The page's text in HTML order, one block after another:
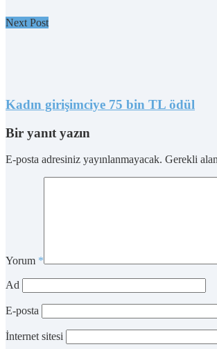
Next Post
Kadın girişimciye 75 bin TL ödül
Bir yanıt yazın
E-posta adresiniz yayınlanmayacak. Gerekli
Yorum *
Ad
E-posta
İnternet sitesi